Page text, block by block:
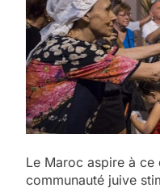
Le Maroc aspire à ce
communauté juive